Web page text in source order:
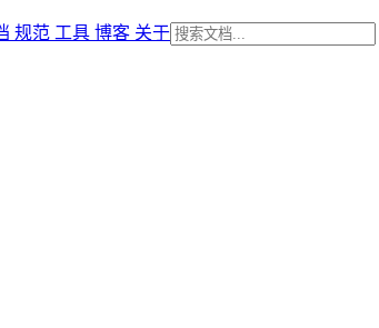
规范 工具 博客 关于